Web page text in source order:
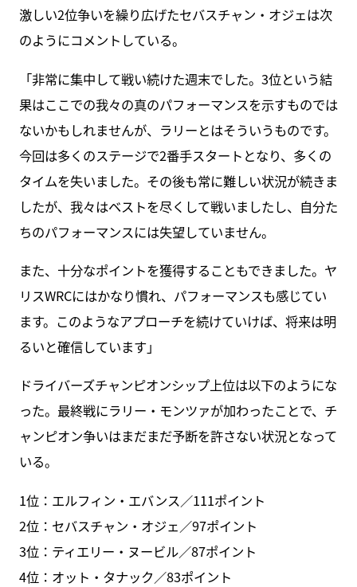
激しい2位争いを繰り広げたセバスチャン・オジェは次
のようにコメントしている。
「非常に集中して戦い続けた週末でした。3位という結
果はここでの我々の真のパフォーマンスを示すものでは
ないかもしれませんが、ラリーとはそういうものです。
今回は多くのステージで2番手スタートとなり、多くの
タイムを失いました。その後も常に難しい状況が続きま
したが、我々はベストを尽くして戦いましたし、自分た
ちのパフォーマンスには失望していません。
また、十分なポイントを獲得することもできました。ヤ
リスWRCにはかなり慣れ、パフォーマンスも感じてい
ます。このようなアプローチを続けていけば、将来は明
るいと確信しています」
ドライバーズチャンピオンシップ上位は以下のようにな
った。最終戦にラリー・モンツァが加わったことで、チ
ャンピオン争いはまだまだ予断を許さない状況となって
いる。
1位：エルフィン・エバンス／111ポイント
2位：セバスチャン・オジェ／97ポイント
3位：ティエリー・ヌービル／87ポイント
4位：オット・タナック／83ポイント